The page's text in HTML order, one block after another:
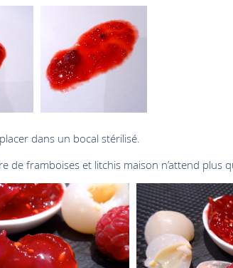
dans un bocal stérilisé.
de framboises et litchis maison n’attend plus